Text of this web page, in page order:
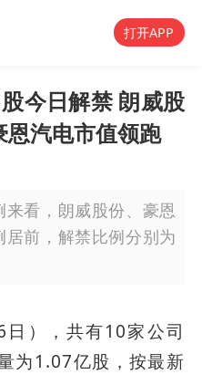
打开APP
今日解禁 朗威股
汽电市值领跑
看，朗威股份、豪恩
前，解禁比例分别为
），共有10家公司
为1.07亿股，按最新